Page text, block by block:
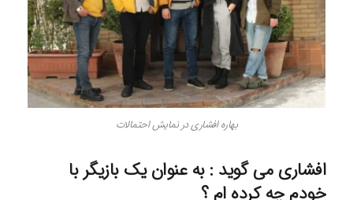
بهاره افشاری در نمایش احتمالات
افشاری می گوید : به عنوان یک بازیگر با
خودم چه کرده ام ؟